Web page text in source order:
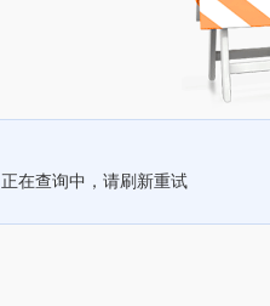
正在查询中，请刷新重试